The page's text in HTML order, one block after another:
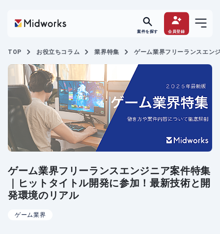
案件を探す 会員登録
TOP お役立ちコラム 業界特集 ゲーム業界フリーランスエン
ゲーム業界フリーランスエンジニア案件特集
｜ヒットタイトル開発に参加！最新技術と開
発環境のリアル
ゲーム業界